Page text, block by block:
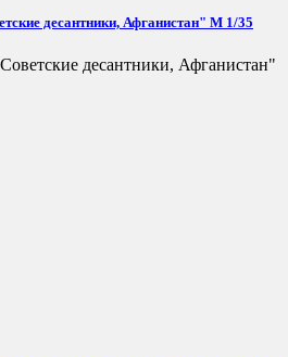
десантники, Афганистан" М 1/35
десантники, Афганистан"